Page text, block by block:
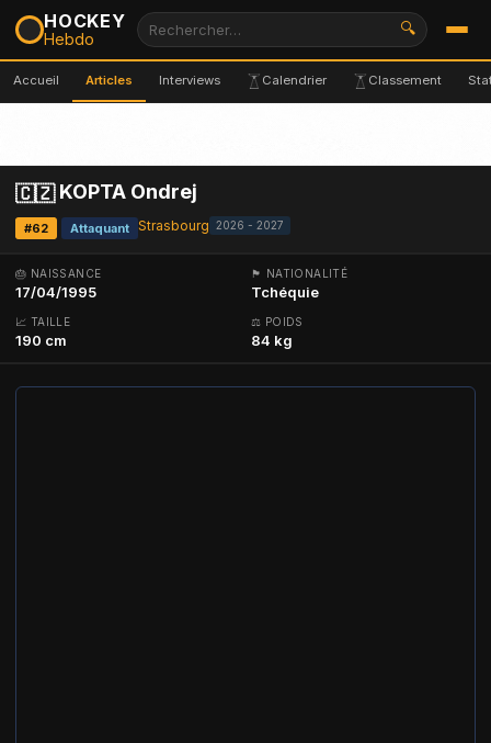
HOCKEY
Hebdo
🔍
Accueil Articles Interviews Calendrier Classement
🇨🇿KOPTA Ondrej
#62 Attaquant Strasbourg 2026 - 2027
🎂 NAISSANCE
17/04/1995
🏴 NATIONALITÉ
Tchéquie
📈 TAILLE
190 cm
⚖ POIDS
84 kg